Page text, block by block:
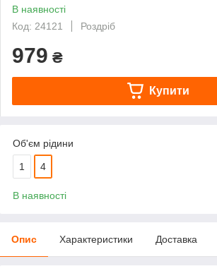
В наявності
Код: 24121
Роздріб
979 ₴
Купити
Об'єм рідини
1 4
В наявності
Опис Характеристики Доставка